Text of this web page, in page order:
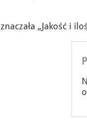
„Jakość i